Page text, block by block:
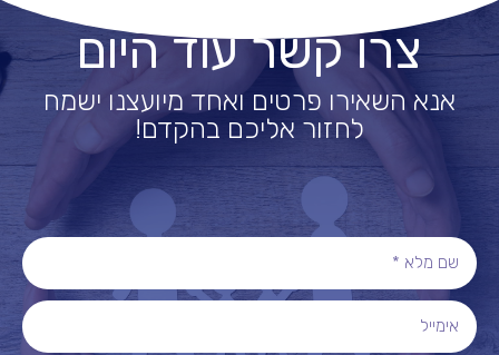
צרו קשר עוד היום
אנא השאירו פרטים ואחד מיועצנו ישמח
לחזור אליכם בהקדם!